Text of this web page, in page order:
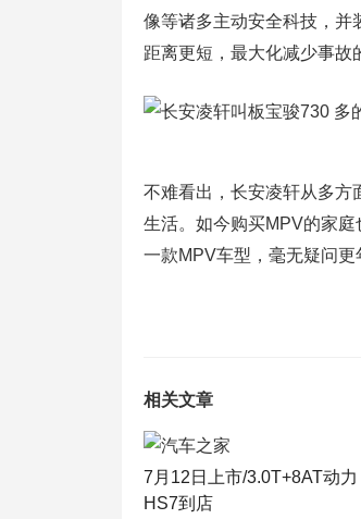
像等诸多主动安全科技，并
距离更短，最大化减少事故
不难看出，长安凌轩从多方
生活。如今购买MPV的家
一款MPV车型，毫无疑问更
相关文章
7月12日上市/3.0T+8AT动
HS7到店